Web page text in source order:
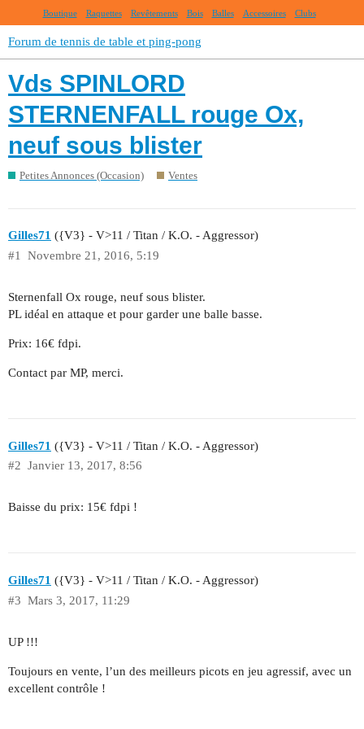
Boutique Raquettes Revêtements Bois Balles Accessoires Clubs
Forum de tennis de table et ping-pong
Vds SPINLORD
STERNENFALL rouge Ox,
neuf sous blister
Petites Annonces (Occasion) Ventes
Gilles71 ({V3} - V>11 / Titan / K.O. - Aggressor)
Novembre 21, 2016, 5:19
#1
Sternenfall Ox rouge, neuf sous blister.
PL idéal en attaque et pour garder une balle basse.
Prix: 16€ fdpi.
Contact par MP, merci.
Gilles71 ({V3} - V>11 / Titan / K.O. - Aggressor)
Janvier 13, 2017, 8:56
#2
Baisse du prix: 15€ fdpi !
Gilles71 ({V3} - V>11 / Titan / K.O. - Aggressor)
Mars 3, 2017, 11:29
#3
UP !!!
Toujours en vente, l’un des meilleurs picots en jeu agressif, avec un
excellent contrôle !